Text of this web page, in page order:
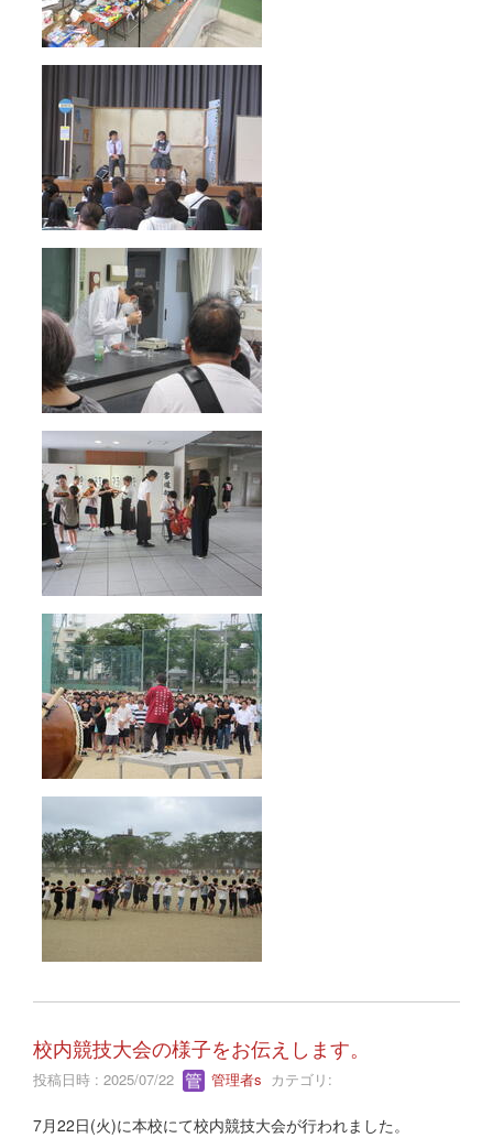
校内競技大会の様子をお伝えします。
投稿日時 : 2025/07/22 管理者s カテゴリ:
7月22日(火)に本校にて校内競技大会が行われました。